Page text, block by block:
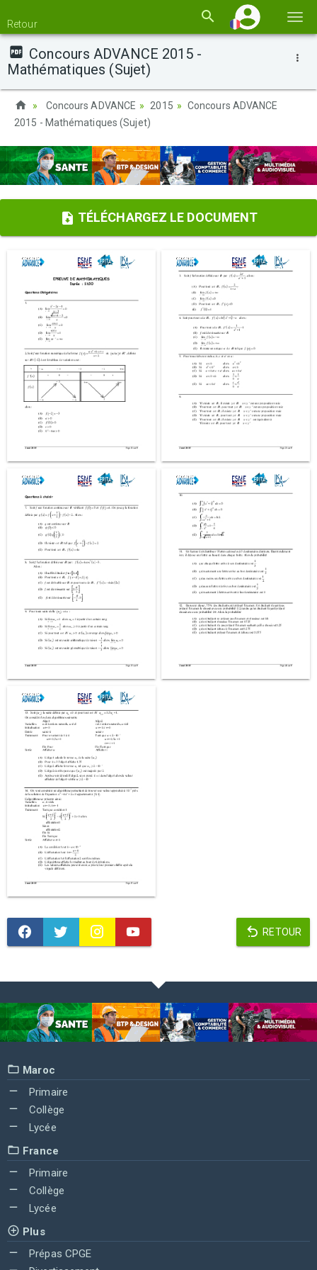
la
Retour
Concours ADVANCE 2015 -
Mathématiques (Sujet)
Concours ADVANCE 2015
Concours ADVANCE
2015 - Mathématiques (Sujet)
TÉLÉCHARGEZ LE DOCUMENT
RETOUR
Maroc
Primaire
Collège
Lycée
France
Primaire
Collège
Lycée
Plus
Prépas CPGE